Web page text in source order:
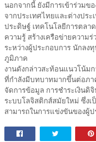
นอกจากนี้ ยังมีการเข้าร่วมข
จากประเทศไทยและต่างป
ประดิษฐ์ เทคโนโลยีการตลา
ความรู้ สร้างเครือข่ายความ
ระหว่างผู้ประกอบการ นักล
ภูมิภาค
งานดังกล่าวสะท้อนแนวโน้ม
ที่กำลังมีบทบาทมากขึ้นต่อภา
จัดการข้อมูล การชำระเงิน
ระบบโลจิสติกส์สมัยใหม่ ซึ่ง
สามารถในการแข่งขันของผู้